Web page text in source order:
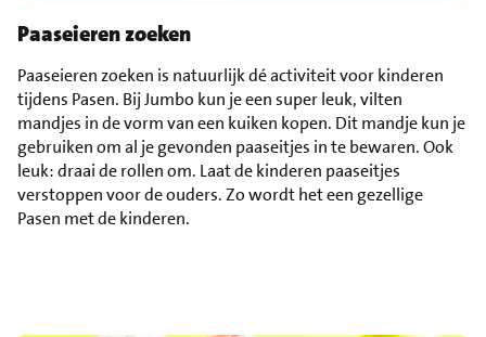
Paaseieren zoeken
Paaseieren zoeken is natuurlijk dé activiteit voor kinderen
tijdens Pasen. Bij Jumbo kun je een super leuk, vilten
mandjes in de vorm van een kuiken kopen. Dit mandje kun je
gebruiken om al je gevonden paaseitjes in te bewaren. Ook
leuk: draai de rollen om. Laat de kinderen paaseitjes
verstoppen voor de ouders. Zo wordt het een gezellige
Pasen met de kinderen.